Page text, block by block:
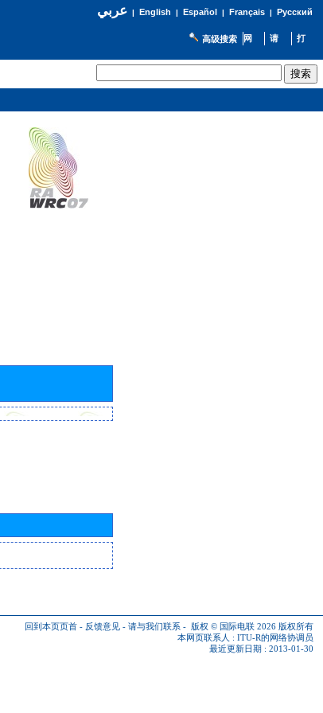
عربي| English | Español | Français| Русский
高级搜索
回到本页页首 - 反馈意见 - 请与我们联系 - 版权 © 国际电联 2026 版权所有
本网页联系人 : ITU-R的网络协调员
最近更新日期 : 2013-01-30